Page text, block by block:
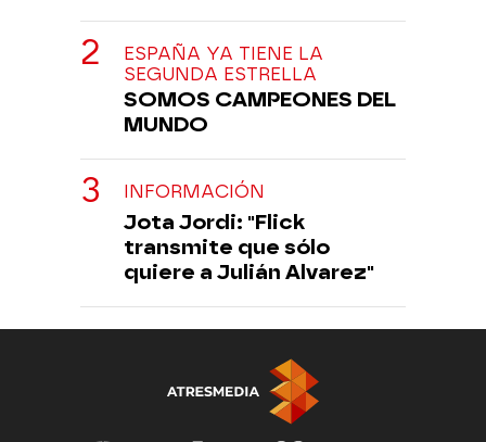
ESPAÑA YA TIENE LA
SEGUNDA ESTRELLA
SOMOS CAMPEONES DEL
MUNDO
INFORMACIÓN
Jota Jordi: "Flick
transmite que sólo
quiere a Julián Alvarez"